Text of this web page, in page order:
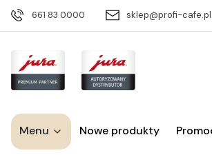
661 83 0000 sklep@profi-cafe.pl
Menu Nowe produkty